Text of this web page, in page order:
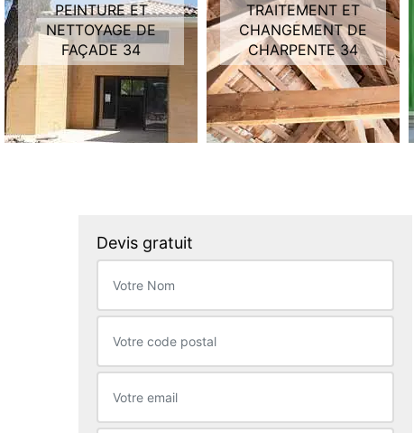
PEINTURE ET
NETTOYAGE DE
FAÇADE 34
TRAITEMENT ET
CHANGEMENT DE
CHARPENTE 34
Devis gratuit